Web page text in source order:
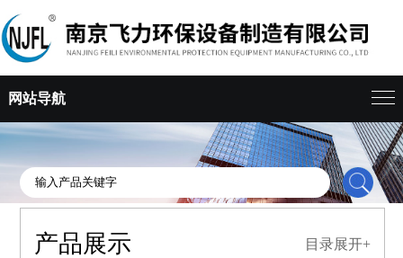
网站导航
产品展示 目录展开+